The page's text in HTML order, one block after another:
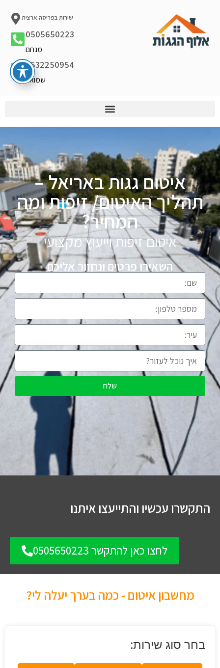
שירות בפריסה ארצית
0505650223
מנחם
0532250954
שמואל
איטום גגות באריאל –
תהליך האיטום/ זיפות ומה
המחיר?
איטום זיפות וייעוץ מקצועי
השאירו פרטים ונחזור אליכם
שלח
התקשרו עכשיו והתייעצו איתנו
לחצו כאן להתקשר 0505650223
מחשבון איטום - כמה בערך יעלה לי?
בחר סוג שירות: